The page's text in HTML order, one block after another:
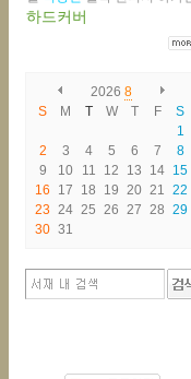
하드커버
2026 8
S
M T W T F
S
1
2
3 4 5 6 7
8
9
10 11 12 13 14 15
16
17 18 19 20 21
22
23 24 25 26 27 28 29
30 31